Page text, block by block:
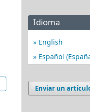
Idioma
English
Español
Enviar un